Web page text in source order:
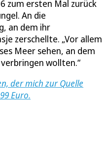
zum ersten Mal zurück
An die
an dem ihr
zerschellte. „Vor allem
Meer sehen, an dem
wollten.“
der mich zur Quelle
Euro.